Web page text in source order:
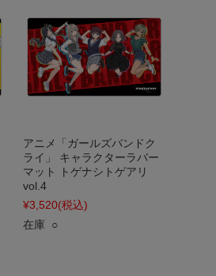
アニメ「ガールズバンドク
ライ」 キャラクターラバー
マット トゲナシトゲアリ
vol.4
¥3,520(税込)
在庫 ○